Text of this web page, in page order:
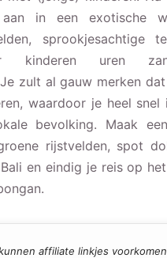
in een exotische
sprookjesachtige
kinderen uren
zult al gauw merken dat
waardoor je heel snel
bevolking. Maak
rijstvelden, spot
en eindig je reis op
affiliate linkjes